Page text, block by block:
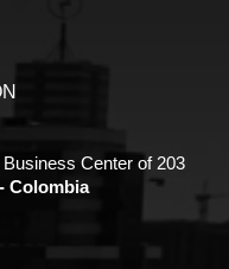
Center of 203
Colombia